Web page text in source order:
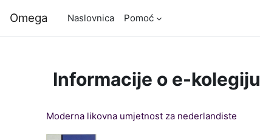
Omega Naslovnica Pomoć
Informacije o e-kolegiju
Moderna likovna umjetnost za nederlandiste